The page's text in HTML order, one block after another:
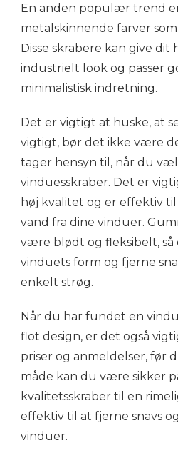
En anden populær trend
metalskinnende farver
Disse skrabere kan give
industrielt look og passer
minimalistisk indretning.
Det er vigtigt at huske, at
vigtigt, bør det ikke være
tager hensyn til, når du
vinduesskraber. Det er
høj kvalitet og er effektiv til
vand fra dine vinduer.
være blødt og fleksibelt, så
vinduets form og fjerne
enkelt strøg.
Når du har fundet en
flot design, er det også
priser og anmeldelser, før
måde kan du være sikker
kvalitetsskraber til en
effektiv til at fjerne snavs
vinduer.